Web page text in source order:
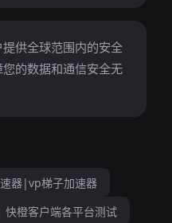
供全球范围内的安全
的数据和通信安全无
器|vp梯子加速器
橙客户端各平台测试